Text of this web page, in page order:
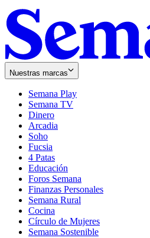
Nuestras marcas
Semana Play
Semana TV
Dinero
Arcadia
Soho
in
new
window
Fucsia
in
new
window
4 Patas
Educación
Foros Semana
Finanzas Personales
Semana Rural
Cocina
Círculo de Mujeres
Semana Sostenible